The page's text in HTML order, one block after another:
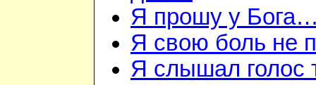
Я прошу у
Я свою боль не
Я слышал голос